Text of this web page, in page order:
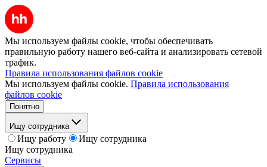
Мы используем файлы cookie, чтобы обеспечивать
правильную работу нашего веб-сайта и анализировать сетевой
трафик.
Правила использования файлов cookie
Мы используем файлы cookie. Правила использования
файлов cookie
Понятно
Ищу сотрудника
Ищу работу
Ищу сотрудника
Ищу сотрудника
Сервисы